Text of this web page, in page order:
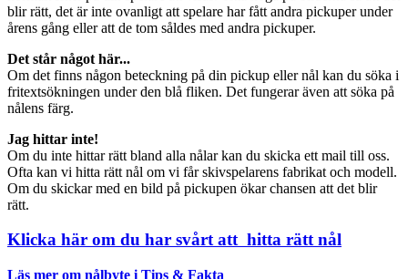
blir rätt, det är inte ovanligt att spelare har fått andra pickuper under
årens gång eller att de tom såldes med andra pickuper.
Det står något här...
Om det finns någon beteckning på din pickup eller nål kan du söka i
fritextsökningen under den blå fliken. Det fungerar även att söka på
nålens färg.
Jag hittar inte!
Om du inte hittar rätt bland alla nålar kan du skicka ett mail till oss.
Ofta kan vi hitta rätt nål om vi får skivspelarens fabrikat och modell.
Om du skickar med en bild på pickupen ökar chansen att det blir
rätt.
Klicka här om du har svårt att hitta rätt nål
Läs mer om nålbyte i Tips & Fakta